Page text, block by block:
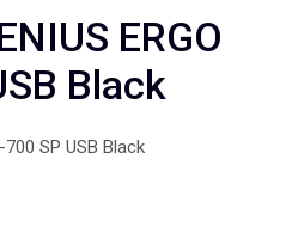
ERGO
Black
700 SP USB Black